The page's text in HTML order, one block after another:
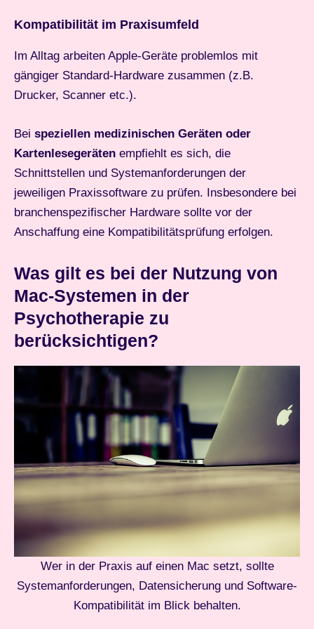
Kompatibilität im Praxisumfeld
Im Alltag arbeiten Apple-Geräte problemlos mit
gängiger Standard-Hardware zusammen (z.B.
Drucker, Scanner etc.).
Bei speziellen medizinischen Geräten oder
Kartenlesegeräten empfiehlt es sich, die
Schnittstellen und Systemanforderungen der
jeweiligen Praxissoftware zu prüfen. Insbesondere bei
branchenspezifischer Hardware sollte vor der
Anschaffung eine Kompatibilitätsprüfung erfolgen.
Was gilt es bei der Nutzung von
Mac-Systemen in der
Psychotherapie zu
berücksichtigen?
Wer in der Praxis auf einen Mac setzt, sollte
Systemanforderungen, Datensicherung und Software-
Kompatibilität im Blick behalten.